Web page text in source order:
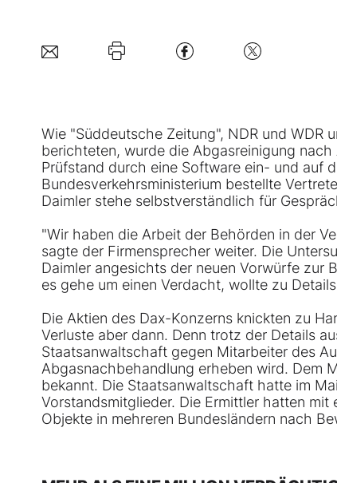
Wie "Süddeutsche Zeitung", NDR und WDR
berichteten, wurde die Abgasreinigung
Prüfstand durch eine Software ein- und auf
Bundesverkehrsministerium bestellte
Daimler stehe selbstverständlich für
"Wir haben die Arbeit der Behörden in der
sagte der Firmensprecher weiter. Die
Daimler angesichts der neuen Vorwürfe
es gehe um einen Verdacht, wollte zu
Die Aktien des Dax-Konzerns knickten zu
Verluste aber dann. Denn trotz der Details
Staatsanwaltschaft gegen Mitarbeiter des
Abgasnachbehandlung erheben wird. Dem
bekannt. Die Staatsanwaltschaft hatte im
Vorstandsmitglieder. Die Ermittler hatten
Objekte in mehreren Bundesländern nach